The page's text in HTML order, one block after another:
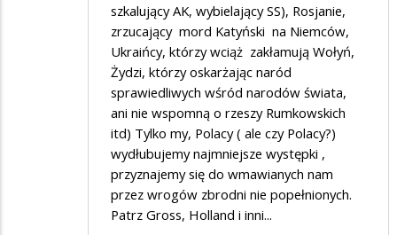
szkalujący AK, wybielający SS), Rosjanie,
zrzucający mord Katyński na Niemców,
Ukraińcy, którzy wciąż zakłamują Wołyń,
Żydzi, którzy oskarżając naród
sprawiedliwych wśród narodów świata,
ani nie wspomną o rzeszy Rumkowskich
itd) Tylko my, Polacy ( ale czy Polacy?)
wydłubujemy najmniejsze występki ,
przyznajemy się do wmawianych nam
przez wrogów zbrodni nie popełnionych.
Patrz Gross, Holland i inni...